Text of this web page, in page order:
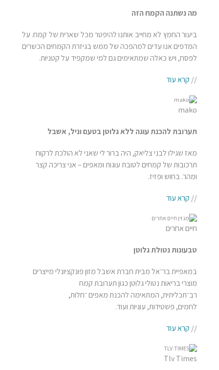
מה נשתנה הקמח הזה
ביעור החמץ לא מחייב אותנו להיפטר מכל שארית של קמח. על
המדפים אנו עדים למהפכה של ממש בגיזרת הקמחים הכשרים
לפסח, ויש כאלה שמתאימים גם למי שמקפיד על קטניות.
// קרא עוד
mako
תערובת להכנת עוגה ללא גלוטן בטעם וניל, אשבל
מאז שגילו לבני צליאק, היה ברור לי שאני לא הולכת לרקוח
תרכובות של קמחים לטובת עוגות ומאפים – אני צריכה קצר
ומהר. בחוש ופזיז.
// קרא עוד
חיים אחרים
טבעונות נטולת גלוטן
במאפיית בר־אל מבית חברת אשבל מזון פונקציונלי מייצרים
מוצרי בריאות נטולי גלוטן כגון תערובת קמח
רב־תכליתית, המתאימה להכנת מאפים ־חלות,
לחמים, פשטידות, עוגיות ועוד.
// קרא עוד
Tlv Times